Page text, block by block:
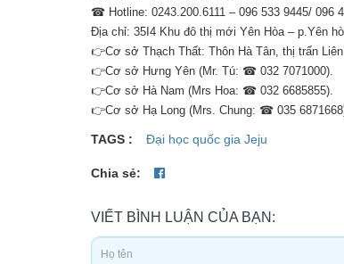
☎ Hotline: 0243.200.6111 – 096 533 9445/ 096
Địa chỉ: 35I4 Khu đô thị mới Yên Hòa – p.Yên
👉Cơ sở Thạch Thất: Thôn Hà Tân, thị trấn
👉Cơ sở Hưng Yên (Mr. Tú: ☎ 032 7071000).
👉Cơ sở Hà Nam (Mrs Hoa: ☎ 032 6685855).
👉Cơ sở Hạ Long (Mrs. Chung: ☎ 035
TAGS : Đại học quốc gia Jeju
Chia sẻ:
VIẾT BÌNH LUẬN CỦA BẠN: